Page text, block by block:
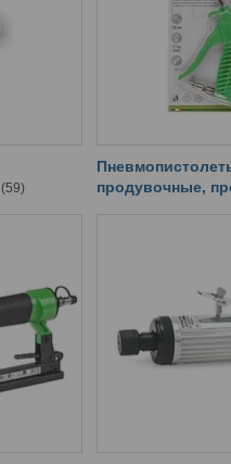
59
продувочные,